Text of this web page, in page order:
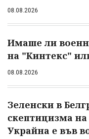
08.08.2026
Имаше ли
на "Кинтекс"
08.08.2026
Зеленски в
скептицизма
Украйна е във